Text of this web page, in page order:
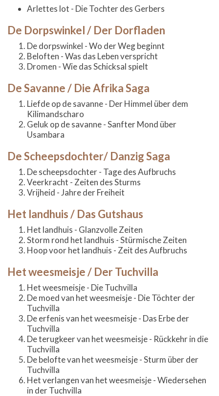
Arlettes lot - Die Tochter des Gerbers
De Dorpswinkel / Der Dorfladen
De dorpswinkel - Wo der Weg beginnt
Beloften - Was das Leben verspricht
Dromen - Wie das Schicksal spielt
De Savanne / Die Afrika Saga
Liefde op de savanne - Der Himmel über dem
Kilimandscharo
Geluk op de savanne - Sanfter Mond über
Usambara
De Scheepsdochter/ Danzig Saga
De scheepsdochter - Tage des Aufbruchs
Veerkracht - Zeiten des Sturms
Vrijheid - Jahre der Freiheit
Het landhuis / Das Gutshaus
Het landhuis - Glanzvolle Zeiten
Storm rond het landhuis - Stürmische Zeiten
Hoop voor het landhuis - Zeit des Aufbruchs
Het weesmeisje / Der Tuchvilla
Het weesmeisje - Die Tuchvilla
De moed van het weesmeisje - Die Töchter der
Tuchvilla
De erfenis van het weesmeisje - Das Erbe der
Tuchvilla
De terugkeer van het weesmeisje - Rückkehr in die
Tuchvilla
De belofte van het weesmeisje - Sturm über der
Tuchvilla
Het verlangen van het weesmeisje - Wiedersehen
in der Tuchvilla